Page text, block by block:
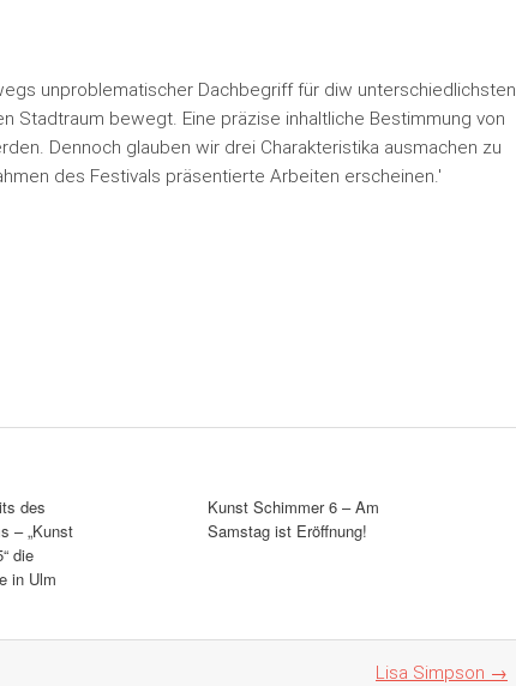
unproblematischer Dachbegriff für diw unterschiedlichsten
Stadtraum bewegt. Eine präzise inhaltliche Bestimmung von
Dennoch glauben wir drei Charakteristika ausmachen zu
des Festivals präsentierte Arbeiten erscheinen.'
des
– „Kunst
die
in Ulm
Kunst Schimmer 6 – Am
Samstag ist Eröffnung!
Lisa Simpson →